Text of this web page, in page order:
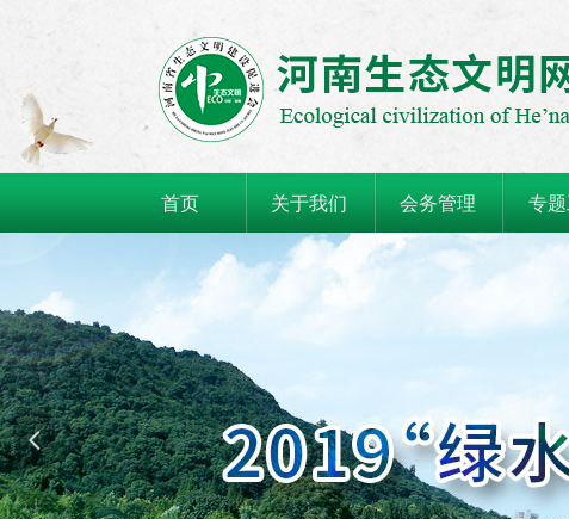
首页 关于我们 会务管理 专
넳